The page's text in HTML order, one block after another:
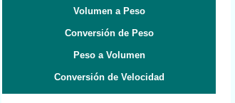
Volumen a Peso
Conversión de Peso
Peso a Volumen
Conversión de Velocidad